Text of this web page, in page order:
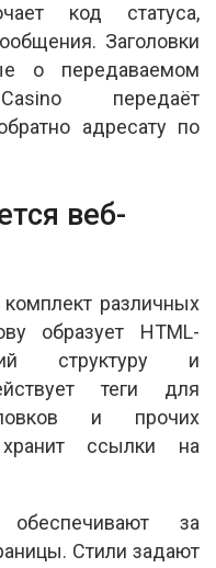
код статуса,
Заголовки
о передаваемом
передаёт
адресату по
веб-
различных
образует HTML-
структуру и
теги для
и прочих
ссылки на
за
Стили задают